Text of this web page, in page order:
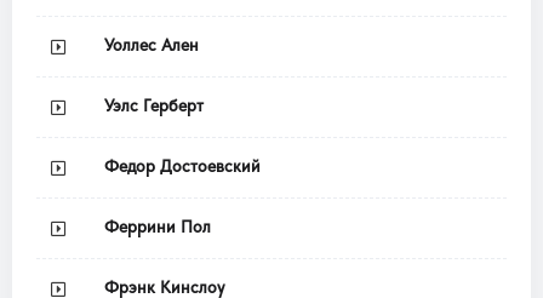
Уоллес Ален
Уэлс Герберт
Федор Достоевский
Феррини Пол
Фрэнк Кинслоу